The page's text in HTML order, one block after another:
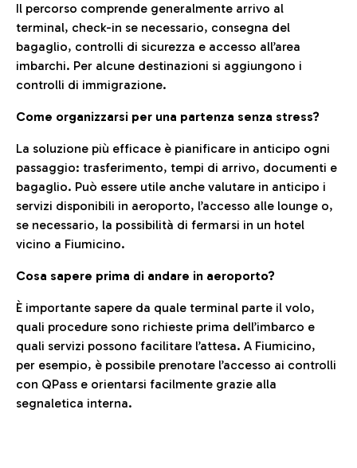
Il percorso comprende generalmente arrivo al
terminal, check-in se necessario, consegna del
bagaglio, controlli di sicurezza e accesso all’area
imbarchi. Per alcune destinazioni si aggiungono i
controlli di immigrazione.
Come organizzarsi per una partenza senza stress?
La soluzione più efficace è pianificare in anticipo ogni
passaggio: trasferimento, tempi di arrivo, documenti e
bagaglio. Può essere utile anche valutare in anticipo i
servizi disponibili in aeroporto, l’accesso alle lounge o,
se necessario, la possibilità di fermarsi in un hotel
vicino a Fiumicino.
Cosa sapere prima di andare in aeroporto?
È importante sapere da quale terminal parte il volo,
quali procedure sono richieste prima dell’imbarco e
quali servizi possono facilitare l’attesa. A Fiumicino,
per esempio, è possibile prenotare l’accesso ai controlli
con QPass e orientarsi facilmente grazie alla
segnaletica interna.